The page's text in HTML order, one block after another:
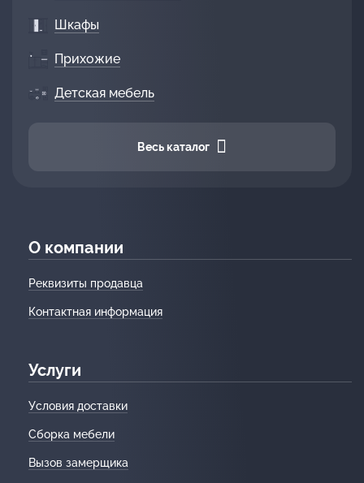
Шкафы
Прихожие
Детская мебель
Весь каталог
О компании
Реквизиты продавца
Контактная информация
Услуги
Условия доставки
Сборка мебели
Вызов замерщика